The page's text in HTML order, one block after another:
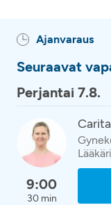
Ajanvaraus
Seuraavat
Perjantai 7.8.
9:00
30 min